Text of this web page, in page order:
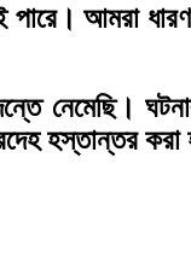
পারে। আমরা
নেমেছি।
হস্তান্তর করা